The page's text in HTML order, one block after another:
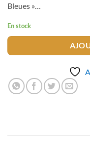
Bleues »…
En stock